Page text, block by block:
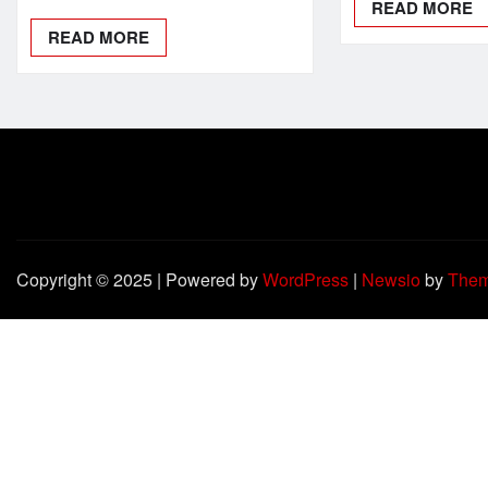
READ MORE
READ MORE
Copyright © 2025 | Powered byWordPress | Newsioby